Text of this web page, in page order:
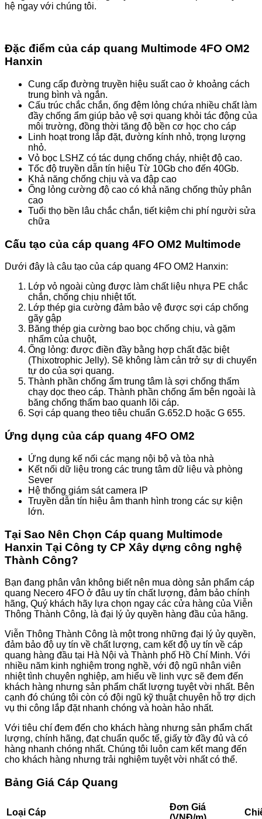
hệ ngay với chúng tôi.
Đặc điểm của cáp quang Multimode 4FO OM2
Hanxin
Cung cấp đường truyền hiệu suất cao ở khoảng cách
trung bình và ngắn.
Cấu trúc chắc chắn, ống đệm lỏng chứa nhiều chất làm
đầy chống ẩm giúp bảo vệ sợi quang khỏi tác động của
môi trường, đồng thời tăng độ bền cơ học cho cáp
Linh hoạt trong lắp đặt, đường kính nhỏ, trọng lượng
nhỏ.
Vỏ bọc LSHZ có tác dụng chống cháy, nhiệt độ cao.
Tốc độ truyền dẫn tín hiệu Từ 10Gb cho đến 40Gb.
Khả năng chống chịu và va đập cao
Ống lỏng cường độ cao có khả năng chống thủy phân
cao
Tuổi thọ bền lâu chắc chắn, tiết kiệm chi phí người sửa
chữa
Cấu tạo của cáp quang 4FO OM2 Multimode
Dưới đây là câu tạo của cáp quang 4FO OM2 Hanxin:
Lớp vỏ ngoài cùng được làm chất liệu nhựa PE chắc
chắn, chống chịu nhiệt tốt.
Lớp thép gia cường đảm bảo vệ được sợi cáp chống
gãy gập
Băng thép gia cường bao bọc chống chịu, và gặm
nhấm của chuột,
Ống lỏng: được điền đầy bằng hợp chất đặc biệt
(Thixotrophic Jelly). Sẽ không làm cản trở sự di chuyển
tự do của sợi quang.
Thành phần chống ẩm trung tâm là sợi chống thấm
chạy dọc theo cáp. Thành phần chống ẩm bên ngoài là
băng chống thấm bao quanh lõi cáp.
Sợi cáp quang theo tiêu chuẩn G.652.D hoặc G 655.
Ứng dụng của cáp quang 4FO OM2
Ứng dụng kế nối các mạng nội bộ và tòa nhà
Kết nối dữ liệu trong các trung tâm dữ liệu và phòng
Sever
Hệ thống giám sát camera IP
Truyền dẫn tín hiệu âm thanh hình trong các sự kiện
lớn.
Tại Sao Nên Chọn Cáp quang Multimode
Hanxin Tại Công ty CP Xây dựng công nghệ
Thành Công?
Bạn đang phân vân không biết nên mua dòng sản phẩm cáp
quang Necero 4FO ở đâu uy tín chất lượng, đảm bảo chính
hãng, Quý khách hãy lựa chọn ngay các cửa hàng của Viễn
Thông Thành Công, là đại lý ủy quyền hàng đầu của hãng.
Viễn Thông Thành Công là một trong những đại lý ủy quyền,
đảm bảo độ uy tín về chất lượng, cam kết độ uy tín về cáp
quang hàng đầu tại Hà Nội và Thành phố Hồ Chí Minh. Với
nhiều năm kinh nghiệm trong nghề, với độ ngũ nhân viên
nhiệt tình chuyên nghiệp, am hiểu về linh vực sẽ đem đến
khách hàng nhưng sản phẩm chất lượng tuyệt vời nhất. Bên
cạnh đó chúng tôi còn có đội ngũ kỹ thuật chuyên hỗ trợ dịch
vụ thi công lắp đặt nhanh chóng và hoàn hảo nhất.
Với tiêu chí đem đến cho khách hàng nhưng sản phẩm chất
lượng, chính hãng, đạt chuẩn quốc tế, giấy tờ đầy đủ và có
hàng nhanh chóng nhất. Chúng tôi luôn cam kết mang đến
cho khách hàng nhưng trải nghiệm tuyệt vời nhất có thể.
Bảng Giá Cáp Quang
Loại Cáp
Đơn Giá